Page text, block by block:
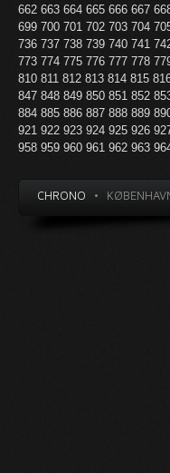
662 663 664 665 666 667
699 700 701 702 703 704
736 737 738 739 740 741
773 774 775 776 777 778
810 811 812 813 814 815
847 848 849 850 851 852
884 885 886 887 888 889
921 922 923 924 925 926
958 959 960 961 962 963
CHRONO •